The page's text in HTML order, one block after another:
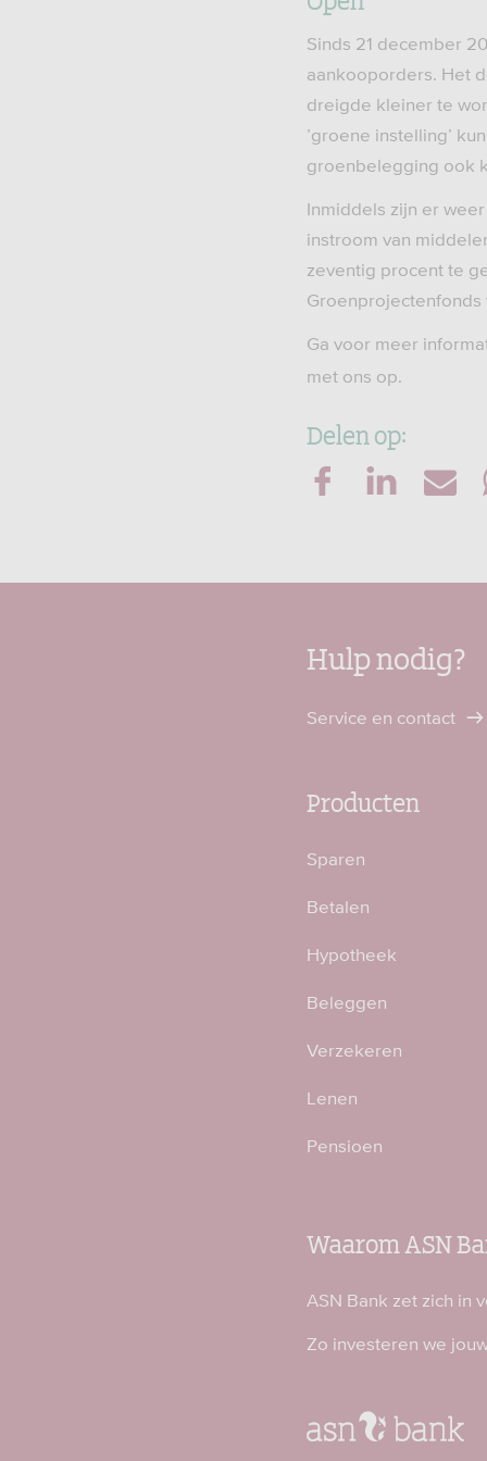
Sinds 21 december
aankooporders. Het
dreigde kleiner te
’groene instelling’
groenbelegging ook
Inmiddels zijn er
instroom van
zeventig procent te
Ga voor meer
met ons op.
Delen op:
Hulp nodig?
Service en contact
Producten
Sparen
Betalen
Hypotheek
Beleggen
Verzekeren
Lenen
Pensioen
Waarom ASN
ASN Bank zet zich in
Zo investeren we